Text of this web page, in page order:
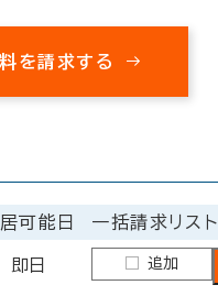
を請求する
可能日 一括請求リスト
即日 追加